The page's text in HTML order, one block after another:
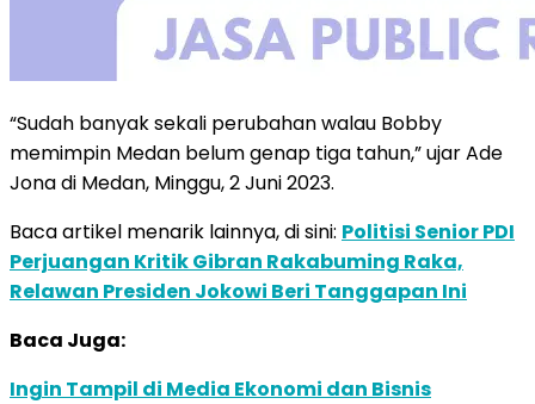
“Sudah banyak sekali perubahan walau Bobby
memimpin Medan belum genap tiga tahun,” ujar Ade
Jona di Medan, Minggu, 2 Juni 2023.
Baca artikel menarik lainnya, di sini: Politisi Senior PDI
Perjuangan Kritik Gibran Rakabuming Raka,
Relawan Presiden Jokowi Beri Tanggapan Ini
Baca Juga:
Ingin Tampil di Media Ekonomi dan Bisnis